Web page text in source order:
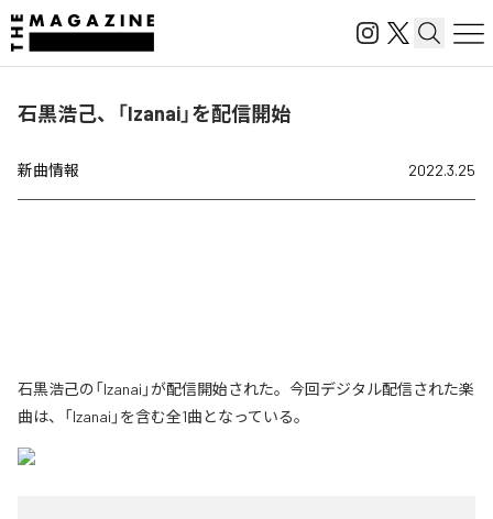
石黒浩己、「Izanai」を配信開始
新曲情報 2022.3.25
石黒浩己の「Izanai」が配信開始された。今回デジタル配信された楽
曲は、「Izanai」を含む全1曲となっている。